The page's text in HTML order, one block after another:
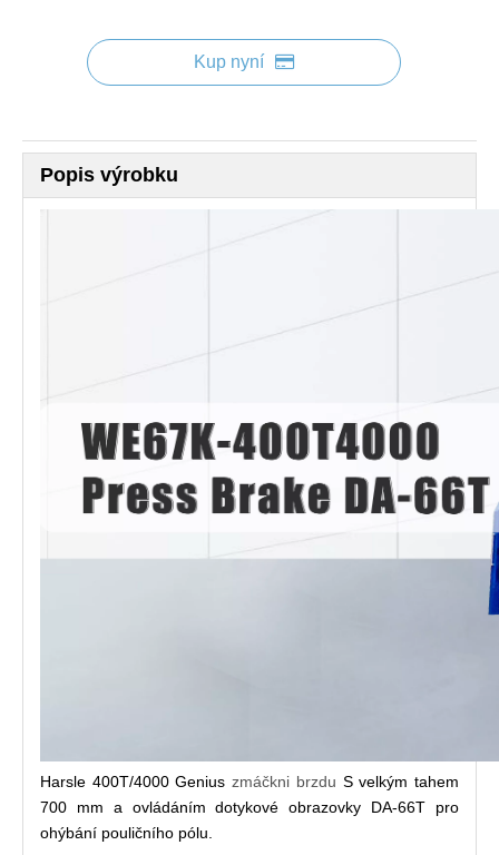
Kup nyní
Popis výrobku
Harsle 400T/4000 Geniuszmáčkni brzdu S velkým tahem
700 mm a ovládáním dotykové obrazovky DA-66T pro
ohýbání pouličního pólu.